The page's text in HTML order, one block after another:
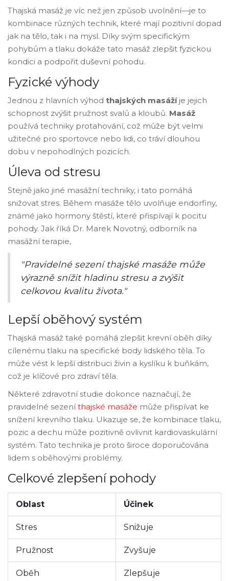
Thajská masáž je víc než jen způsob uvolnění—je to
kombinace různých technik, které mají pozitivní dopad
jak na tělo, tak i na mysl. Díky svým specifickým
pohybům a tlaku dokáže tato masáž zlepšit fyzickou
kondici a podpořit duševní pohodu.
Fyzické výhody
Jednou z hlavních výhod thajských masážíje jejich
schopnost zvýšit pružnost svalů a kloubů. Masáž
používá techniky protahování, což může být velmi
užitečné pro sportovce nebo lidi, co tráví dlouhou
dobu v nepohodlných pozicích.
Úleva od stresu
Stejně jako jiné masážní techniky, i tato pomáhá
snižovat stres. Během masáže tělo uvolňuje endorfiny,
známé jako hormony štěstí, které přispívají k pocitu
pohody. Jak říká Dr. Marek Novotný, odborník na
masážní terapie,
"Pravidelné sezení thajské masáže může
výrazně snížit hladinu stresu a zvýšit
celkovou kvalitu života."
Lepší oběhový systém
Thajská masáž také pomáhá zlepšit krevní oběh díky
cílenému tlaku na specifické body lidského těla. To
může vést k lepší distribuci živin a kyslíku k buňkám,
což je klíčové pro zdraví těla.
Některé zdravotní studie dokonce naznačují, že
pravidelné sezeníthajské masáže může přispívat ke
snížení krevního tlaku. Ukazuje se, že kombinace tlaku,
pozic a dechu může pozitivně ovlivnit kardiovaskulární
systém. Tato technika je proto široce doporučována
lidem s oběhovými problémy.
Celkové zlepšení pohody
Oblast Účinek
Stres Snižuje
Pružnost Zvyšuje
Oběh Zlepšuje